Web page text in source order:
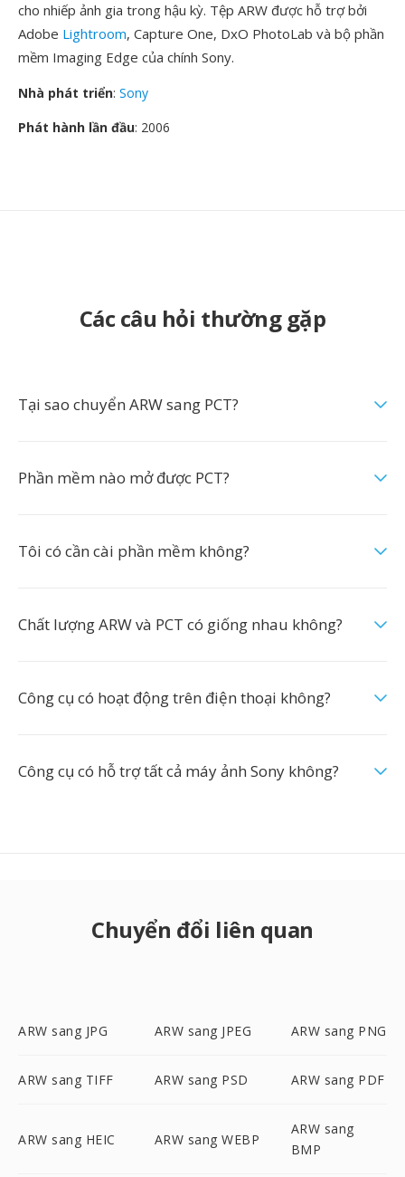
cho nhiếp ảnh gia trong hậu kỳ. Tệp ARW được hỗ trợ bởi
Adobe Lightroom, Capture One, DxO PhotoLab và bộ phần
mềm Imaging Edge của chính Sony.
Nhà phát triển: Sony
Phát hành lần đầu: 2006
Các câu hỏi thường gặp
Tại sao chuyển ARW sang PCT?
Phần mềm nào mở được PCT?
Tôi có cần cài phần mềm không?
Chất lượng ARW và PCT có giống nhau không?
Công cụ có hoạt động trên điện thoại không?
Công cụ có hỗ trợ tất cả máy ảnh Sony không?
Chuyển đổi liên quan
ARW sang JPG ARW sang JPEG ARW sang PNG
ARW sang TIFF ARW sang PSD ARW sang PDF
ARW sang HEIC ARW sang WEBP
ARW sang
BMP